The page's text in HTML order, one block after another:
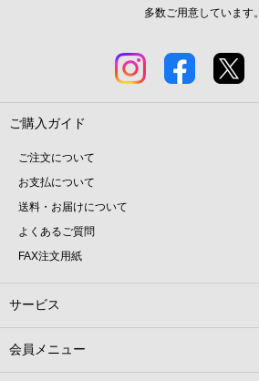
多数ご用意しています。
ご購入ガイド
ご注文について
お支払について
送料・お届けについて
よくあるご質問
FAX注文用紙
サービス
会員メニュー